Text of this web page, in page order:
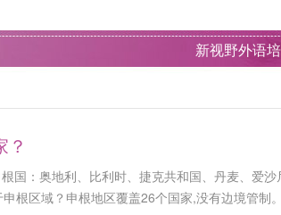
新视野外语
？
国：奥地利、比利时、捷克共和国、丹麦、爱
根区域？申根地区覆盖26个国家,没有边境管